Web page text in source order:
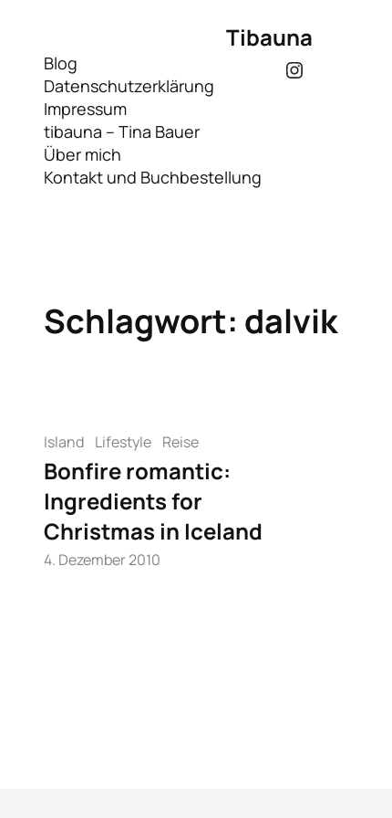
springen
Tibauna
Blog
Datenschutzerklärung
Impressum
tibauna – Tina Bauer
Über mich
Kontakt und Buchbestellung
Instagram
Schlagwort: dalvik
Island Lifestyle Reise
Bonfire romantic:
Ingredients for
Christmas in Iceland
4. Dezember 2010